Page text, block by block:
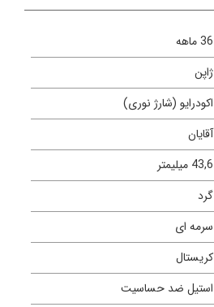
36 ماهه
ژاپن
اکودرایو (شارژ نوری)
آقایان
43,6 میلیمتر
گرد
سرمه ای
کریستال
استیل ضد حساسیت